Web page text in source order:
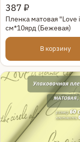
Быстрый просмотр
387 ₽
Пленка матовая "Love
см*10ярд (Бежевая)
В корзину